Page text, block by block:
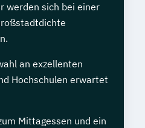
werden sich bei einer
an exzellenten
Hochschulen erwartet
Mittagessen und ein